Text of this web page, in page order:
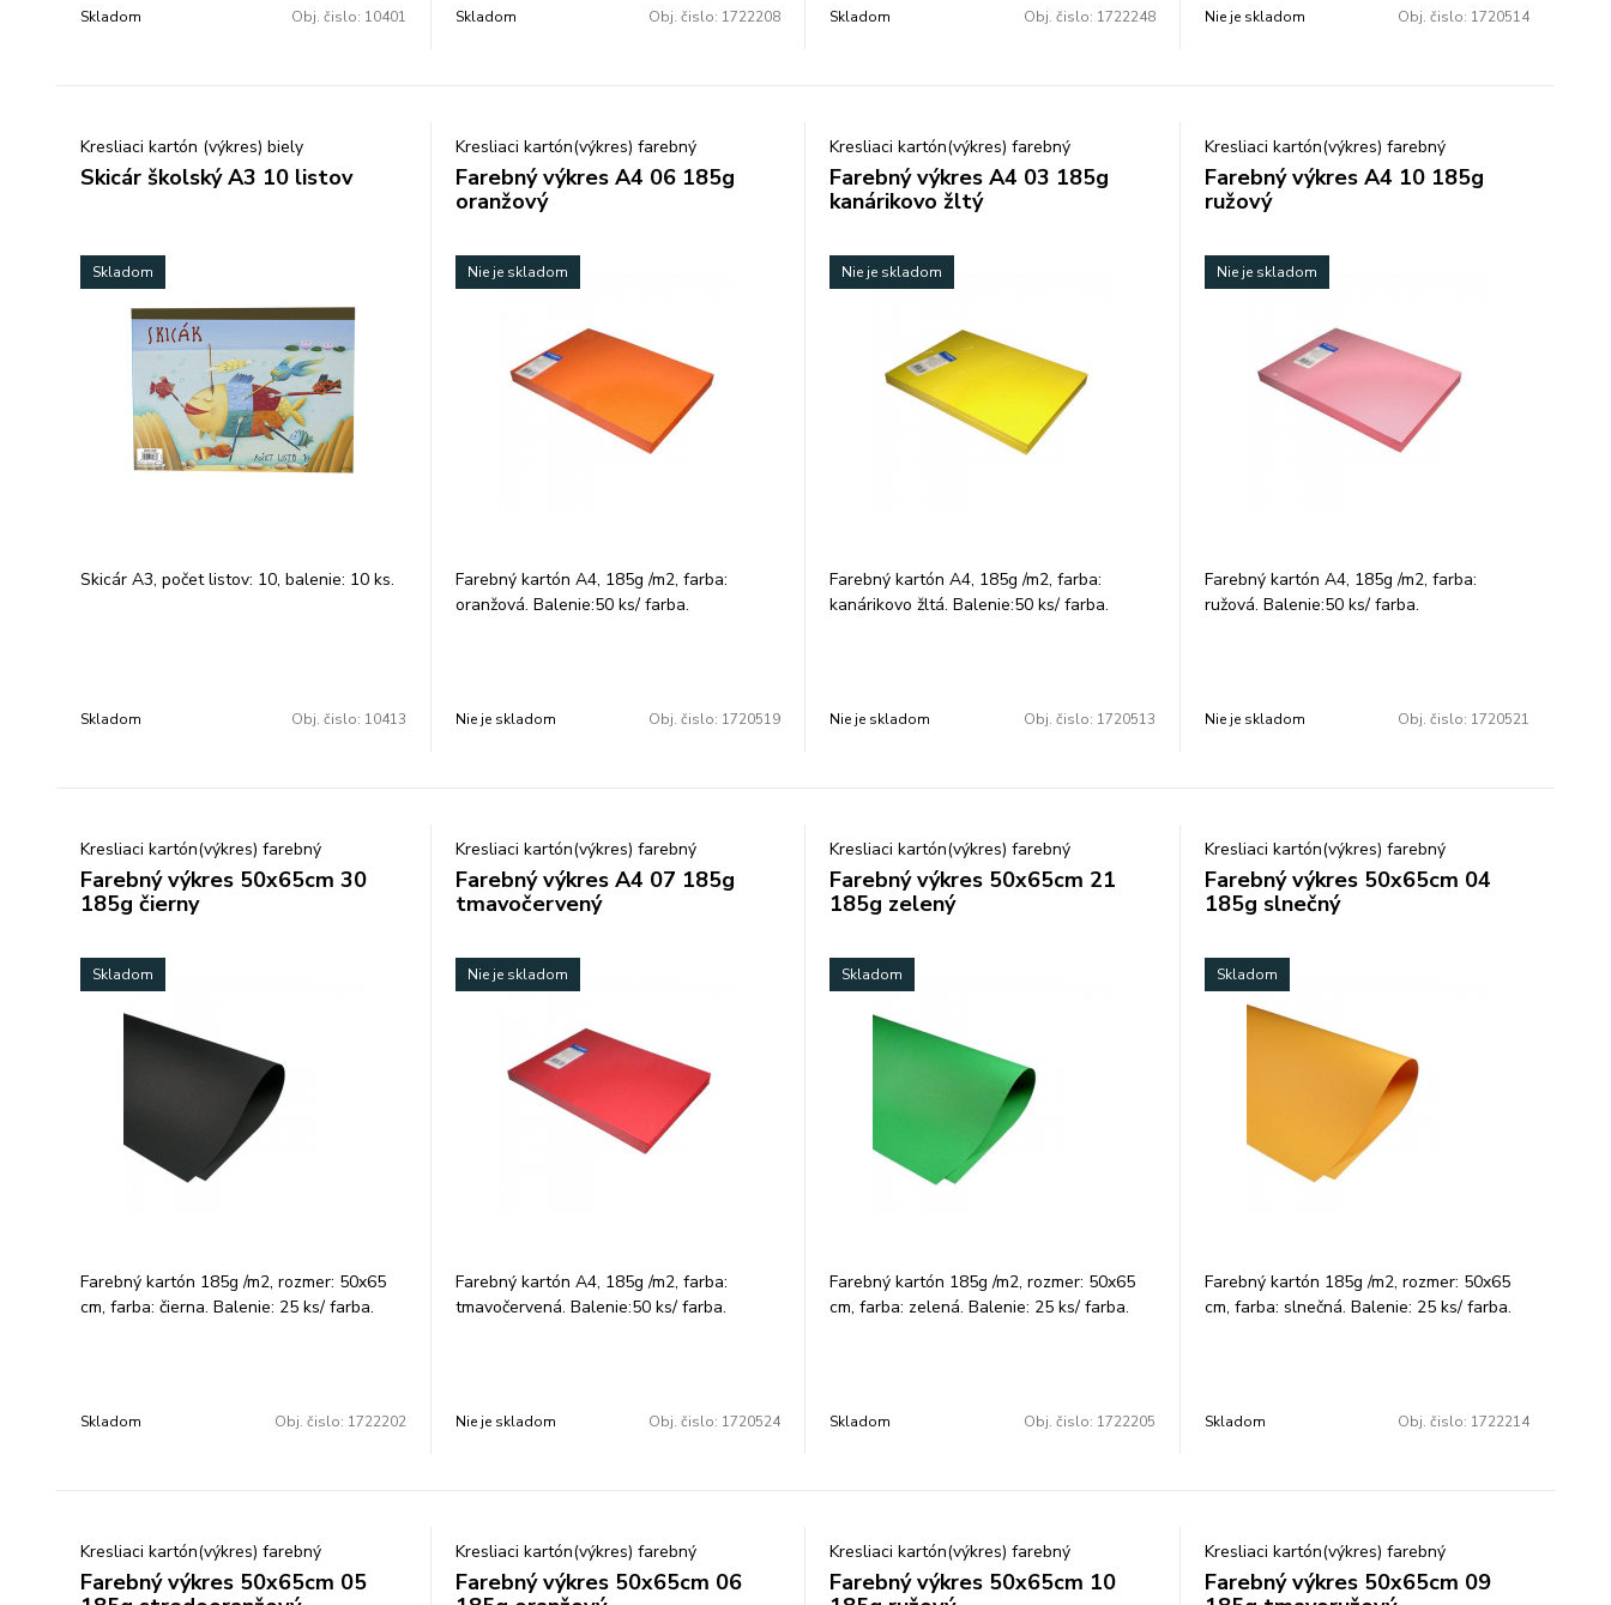
Skladom Obj. čislo: 10401 Skladom Obj. čislo: 1722208 Skladom Obj. čislo: 1722248 Nie je skladom Obj. čislo: 1720514
Kresliaci kartón (výkres) biely
Skicár školský A3 10 listov
Skladom
Skicár A3, počet listov: 10, balenie: 10 ks.
Skladom Obj. čislo: 10413
Kresliaci kartón(výkres) farebný
Farebný výkres A4 06 185g
oranžový
Nie je skladom
Farebný kartón A4, 185g /m2, farba:
oranžová. Balenie:50 ks/ farba.
Nie je skladom Obj. čislo: 1720519
Kresliaci kartón(výkres) farebný
Farebný výkres A4 03 185g
kanárikovo žltý
Nie je skladom
Farebný kartón A4, 185g /m2, farba:
kanárikovo žltá. Balenie:50 ks/ farba.
Nie je skladom Obj. čislo: 1720513
Kresliaci kartón(výkres) farebný
Farebný výkres A4 10 185g
ružový
Nie je skladom
Farebný kartón A4, 185g /m2, farba:
ružová. Balenie:50 ks/ farba.
Nie je skladom Obj. čislo: 1720521
Kresliaci kartón(výkres) farebný
Farebný výkres 50x65cm 30
185g čierny
Skladom
Farebný kartón 185g /m2, rozmer: 50x65
cm, farba: čierna. Balenie: 25 ks/ farba.
Skladom Obj. čislo: 1722202
Kresliaci kartón(výkres) farebný
Farebný výkres A4 07 185g
tmavočervený
Nie je skladom
Farebný kartón A4, 185g /m2, farba:
tmavočervená. Balenie:50 ks/ farba.
Nie je skladom Obj. čislo: 1720524
Kresliaci kartón(výkres) farebný
Farebný výkres 50x65cm 21
185g zelený
Skladom
Farebný kartón 185g /m2, rozmer: 50x65
cm, farba: zelená. Balenie: 25 ks/ farba.
Skladom Obj. čislo: 1722205
Kresliaci kartón(výkres) farebný
Farebný výkres 50x65cm 04
185g slnečný
Skladom
Farebný kartón 185g /m2, rozmer: 50x65
cm, farba: slnečná. Balenie: 25 ks/ farba.
Skladom Obj. čislo: 1722214
Kresliaci kartón(výkres) farebný
Farebný výkres 50x65cm 05
Kresliaci kartón(výkres) farebný
Farebný výkres 50x65cm 06
Kresliaci kartón(výkres) farebný
Farebný výkres 50x65cm 10
Kresliaci kartón(výkres) farebný
Farebný výkres 50x65cm 09